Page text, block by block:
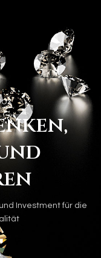
Investment für die